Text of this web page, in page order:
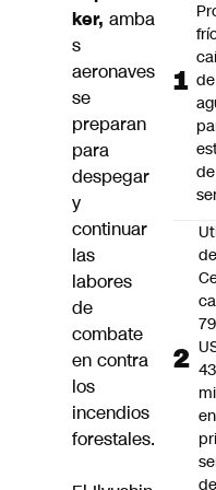
ker, amba
s
aeronaves
se
preparan
para
despegar
y
continuar
las
labores
de
combate
en contra
los
incendios
forestales.
de
de
de